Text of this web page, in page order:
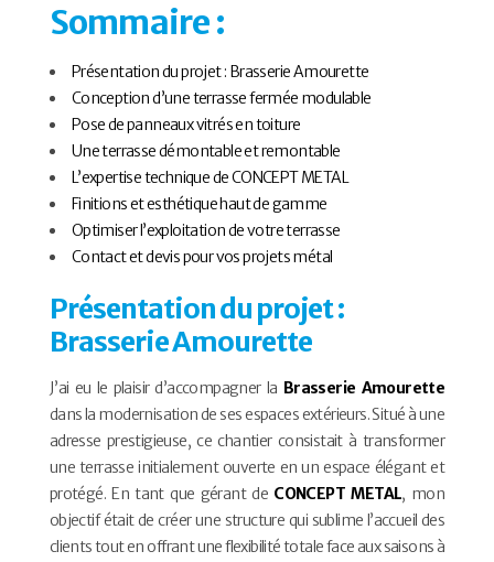
Sommaire :
Présentation du projet : Brasserie Amourette
Conception d’une terrasse fermée modulable
Pose de panneaux vitrés en toiture
Une terrasse démontable et remontable
L’expertise technique de CONCEPT METAL
Finitions et esthétique haut de gamme
Optimiser l’exploitation de votre terrasse
Contact et devis pour vos projets métal
Présentation du projet :
Brasserie Amourette
J’ai eu le plaisir d’accompagner la Brasserie Amourette
dans la modernisation de ses espaces extérieurs. Situé à une
adresse prestigieuse, ce chantier consistait à transformer
une terrasse initialement ouverte en un espace élégant et
protégé. En tant que gérant de CONCEPT METAL, mon
objectif était de créer une structure qui sublime l’accueil des
clients tout en offrant une flexibilité totale face aux saisons à